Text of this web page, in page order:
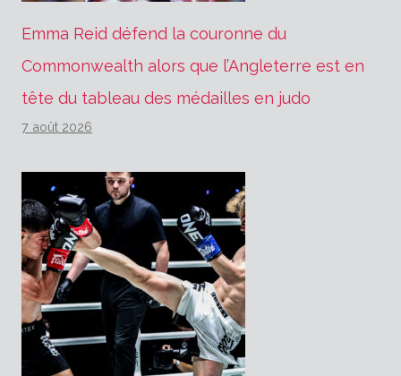
Emma Reid défend la couronne du
Commonwealth alors que l’Angleterre est en
tête du tableau des médailles en judo
7 août 2026